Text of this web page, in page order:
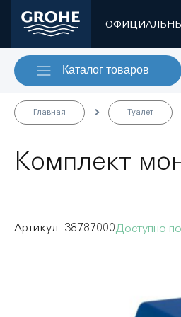
Каталог товаров
Главная Туалет
Комплект
Доступно
38787000